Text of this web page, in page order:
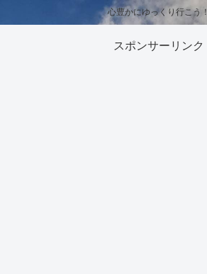
心豊かにゆっくり行こう！
スポンサーリンク